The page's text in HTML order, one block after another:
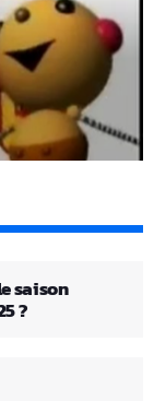
saison
?